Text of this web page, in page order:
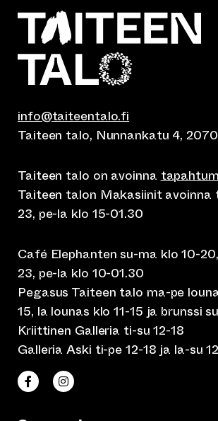
info@taiteentalo.fi
Taiteen talo, Nunnankatu 4,
Taiteen talo on avoinna
Taiteen talon Makasiinit avoinna
23, pe-la klo 15-01.30
Café Elephanten su-ma klo 10-
23, pe-la klo 10-01.30
Pegasus Taiteen talo ma-pe
15, la lounas klo 11-15 ja brunssi
Kriittinen Galleria ti-su 12-18
Galleria Aski ti-pe 12-18 ja la-su
Taiteen talo Facebookissa
(siirtyy toiseen verkkopalveluun)
Taiteen talo Instagramissa
(siirtyy toiseen verkkopalveluun)